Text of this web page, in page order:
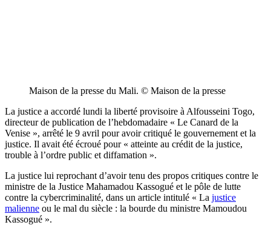
Maison de la presse du Mali. © Maison de la presse
La justice a accordé lundi la liberté provisoire à Alfousseini Togo,
directeur de publication de l’hebdomadaire « Le Canard de la
Venise », arrêté le 9 avril pour avoir critiqué le gouvernement et la
justice. Il avait été écroué pour « atteinte au crédit de la justice,
trouble à l’ordre public et diffamation ».
La justice lui reprochant d’avoir tenu des propos critiques contre le
ministre de la Justice Mahamadou Kassogué et le pôle de lutte
contre la cybercriminalité, dans un article intitulé « La justice
malienne ou le mal du siècle : la bourde du ministre Mamoudou
Kassogué ».